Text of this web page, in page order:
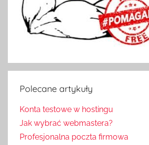
Polecane artykuły
Konta testowe w hostingu
Jak wybrać webmastera?
Profesjonalna poczta firmowa